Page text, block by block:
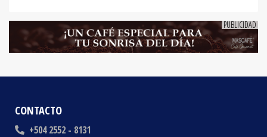
CONTACTO
+504 2552 - 8131